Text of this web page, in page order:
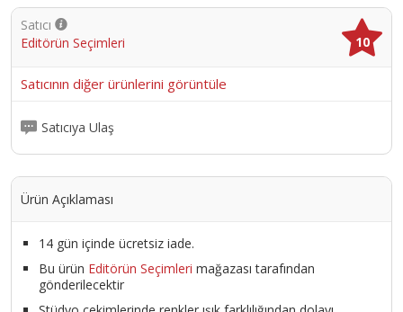
Satıcı
Editörün Seçimleri
10
Satıcının diğer ürünlerini görüntüle
Satıcıya Ulaş
Ürün Açıklaması
14 gün içinde ücretsiz iade.
Bu ürün Editörün Seçimleri mağazası tarafından
gönderilecektir